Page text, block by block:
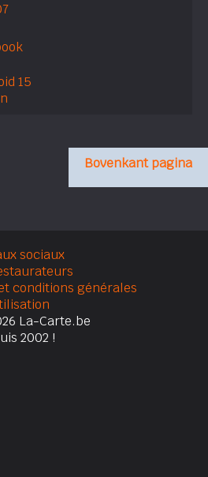
15
Bovenkant pagina
sociaux
conditions générales
La-Carte.be
2002 !